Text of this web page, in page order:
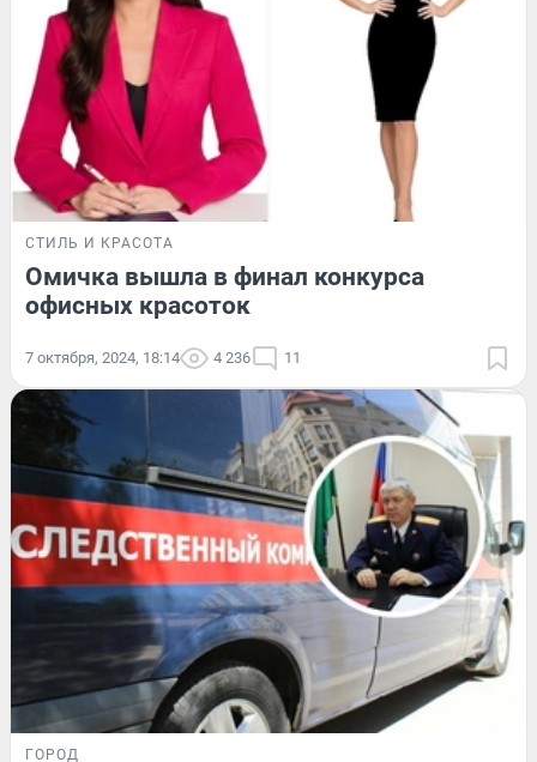
СТИЛЬ И КРАСОТА
Омичка вышла в финал конкурса
офисных красоток
7 октября, 2024, 18:14 4 236 11
ГОРОД